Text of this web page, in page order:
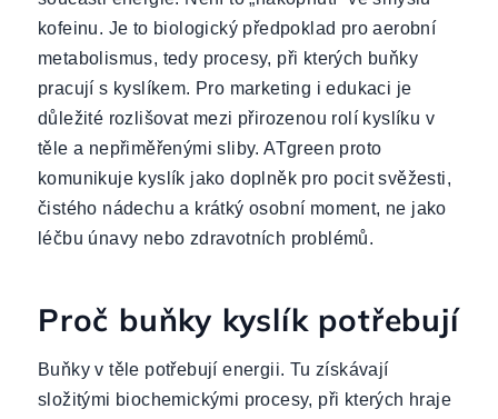
kofeinu. Je to biologický předpoklad pro aerobní
metabolismus, tedy procesy, při kterých buňky
pracují s kyslíkem. Pro marketing i edukaci je
důležité rozlišovat mezi přirozenou rolí kyslíku v
těle a nepřiměřenými sliby. ATgreen proto
komunikuje kyslík jako doplněk pro pocit svěžesti,
čistého nádechu a krátký osobní moment, ne jako
léčbu únavy nebo zdravotních problémů.
Proč buňky kyslík potřebují
Buňky v těle potřebují energii. Tu získávají
složitými biochemickými procesy, při kterých hraje